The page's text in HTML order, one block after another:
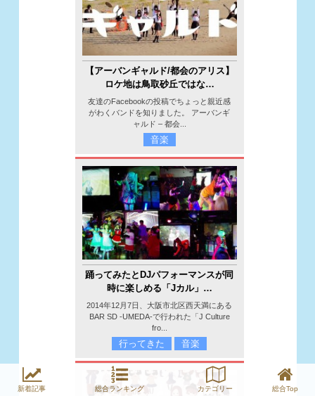
【アーバンギャルド/都会のアリス】
ロケ地は鳥取砂丘ではな…
友達のFacebookの投稿でちょっと親近感
がわくバンドを知りました。 アーバンギ
ャルド – 都会...
音楽
踊ってみたとDJパフォーマンスが同
時に楽しめる「Jカル」…
2014年12月7日、大阪市北区西天満にある
BAR SD -UMEDA-で行われた「J Culture
fro...
行ってきた 音楽
新着記事 総合ランキング カテゴリー 総合Top